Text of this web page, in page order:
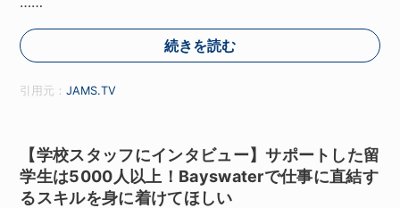
続きを読む
引用元：JAMS.TV
【学校スタッフにインタビュー】サポートした留
学生は5000人以上！Bayswaterで仕事に直結す
るスキルを身に着けてほしい